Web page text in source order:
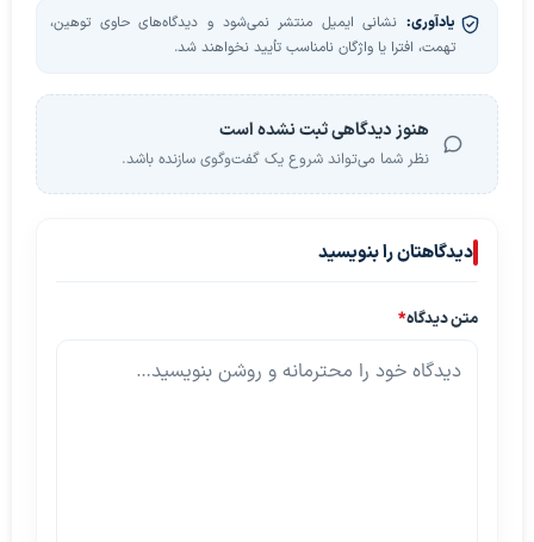
یادآوری: نشانی ایمیل منتشر نمی‌شود و دیدگاه‌های حاوی توهین،
تهمت، افترا یا واژگان نامناسب تأیید نخواهند شد.
هنوز دیدگاهی ثبت نشده است
نظر شما می‌تواند شروع یک گفت‌وگوی سازنده باشد.
دیدگاهتان را بنویسید
متن دیدگاه*